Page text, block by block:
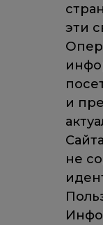
эти
и
не